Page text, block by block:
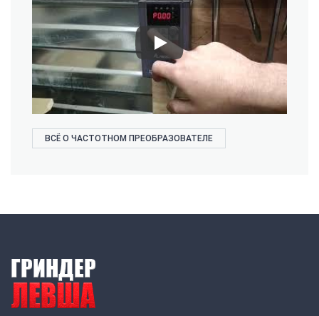
ВСЁ О ЧАСТОТНОМ ПРЕОБРАЗОВАТЕЛЕ